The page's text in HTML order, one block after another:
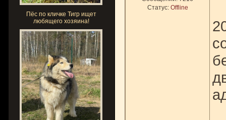
Пёс по кличке Тигр ищет
любящего хозяина!
Статус: Offline